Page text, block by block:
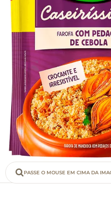
PASSE O MOUSE EM CIMA DA